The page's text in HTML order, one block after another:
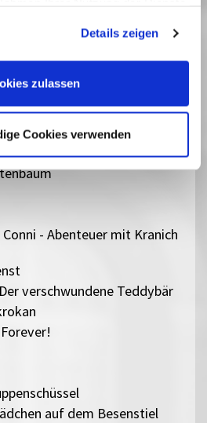
Webseite weiterhin nutzen.
Details zeigen
zulassen
Cookies verwenden
- Animationen für Kinder
- Abenteuer mit Kranich
verschwundene Teddybär
auf dem Besenstiel